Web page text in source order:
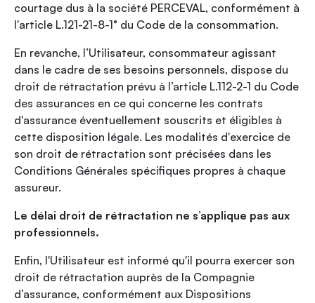
courtage dus à la société PERCEVAL, conformément à
l'article L.121-21-8-1° du Code de la consommation.
En revanche, l’Utilisateur, consommateur agissant
dans le cadre de ses besoins personnels, dispose du
droit de rétractation prévu à l’article L.112-2-1 du Code
des assurances en ce qui concerne les contrats
d'assurance éventuellement souscrits et éligibles à
cette disposition légale. Les modalités d'exercice de
son droit de rétractation sont précisées dans les
Conditions Générales spécifiques propres à chaque
assureur.
Le délai droit de rétractation ne s’applique pas aux
professionnels.
Enfin, l'Utilisateur est informé qu'il pourra exercer son
droit de rétractation auprès de la Compagnie
d’assurance, conformément aux Dispositions